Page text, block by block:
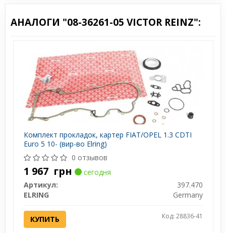
АНАЛОГИ "08-36261-05 VICTOR REINZ":
Комплект прокладок, картер FIAT/OPEL 1.3 CDTI
Euro 5 10- (вир-во Elring)
0 отзывов
1 967 грн
сегодня
Артикул:
397.470
ELRING
Germany
КУПИТЬ Код: 28836-41